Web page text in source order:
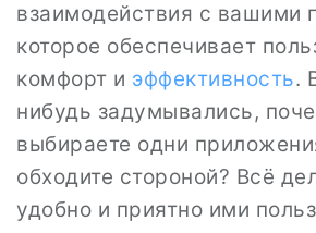
взаимодействия с вашими
которое обеспечивает
комфорт и эффективность.
нибудь задумывались,
выбираете одни
обходите стороной? Всё
удобно и приятно ими